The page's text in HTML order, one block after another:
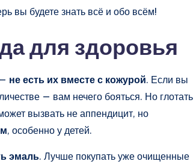
вы будете знать всё и обо всём!
для здоровья
не есть их вместе с кожурой. Если вы
— вам нечего бояться. Но глотать
вызвать не аппендицит, но
, особенно у детей.
эмаль. Лучше покупать уже очищенные